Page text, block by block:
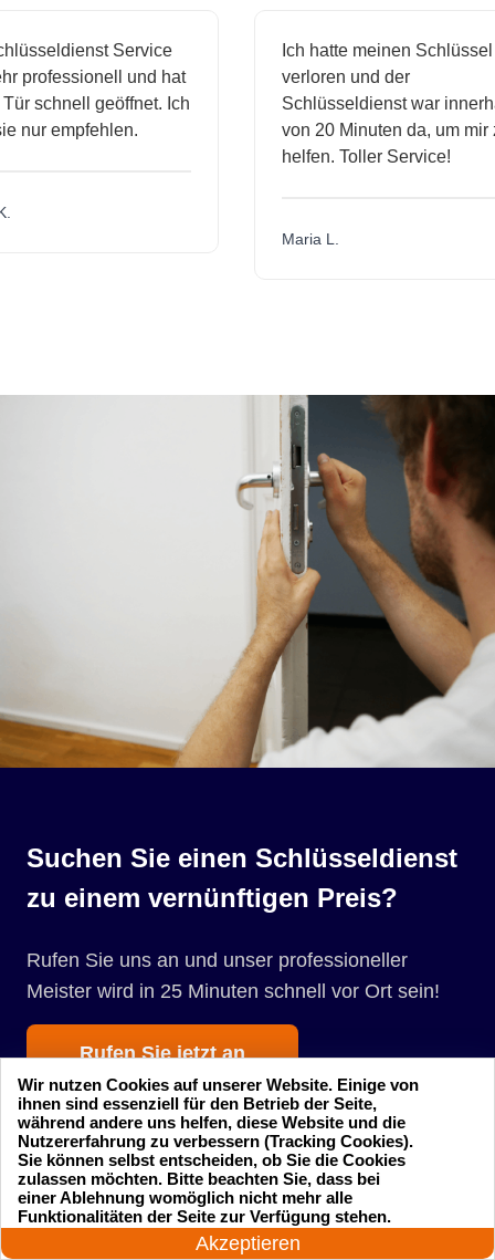
Service
und hat
geöffnet. Ich
empfehlen.
Ich hatte meinen Schlüssel
verloren und der
Schlüsseldienst war innerhalb
von 20 Minuten da, um mir zu
helfen. Toller Service!
Maria L.
Suchen Sie einen Schlüsseldienst
zu einem vernünftigen Preis?
Rufen Sie uns an und unser professioneller
Meister wird in 25 Minuten schnell vor Ort sein!
Rufen Sie jetzt an
Startseite Einsatzgebiete
24 Stunden am Tag
Akzeptieren
Wir nutzen Cookies auf unserer Website. Einige von
ihnen sind essenziell für den Betrieb der Seite,
während andere uns helfen, diese Website und die
Nutzererfahrung zu verbessern (Tracking Cookies).
Sie können selbst entscheiden, ob Sie die Cookies
zulassen möchten. Bitte beachten Sie, dass bei
einer Ablehnung womöglich nicht mehr alle
Funktionalitäten der Seite zur Verfügung stehen.